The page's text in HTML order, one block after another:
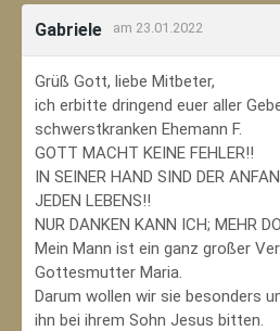
Gabriele am 23.01.2022
Grüß Gott, liebe Mitbeter,
ich erbitte dringend euer aller
schwerstkranken Ehemann F.
GOTT MACHT KEINE FEHLER!!
IN SEINER HAND SIND DER
JEDEN LEBENS!!
NUR DANKEN KANN ICH; MEHR
Mein Mann ist ein ganz großer
Gottesmutter Maria.
Darum wollen wir sie besonders
ihn bei ihrem Sohn Jesus bitten.